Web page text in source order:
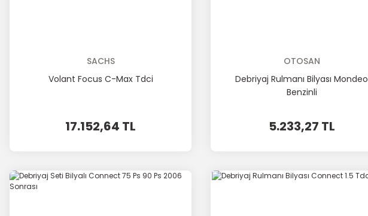
SACHS
Volant Focus C-Max Tdci
17.152,64 TL
OTOSAN
Debriyaj Rulmanı Bilyası Mondeo
Benzinli
5.233,27 TL